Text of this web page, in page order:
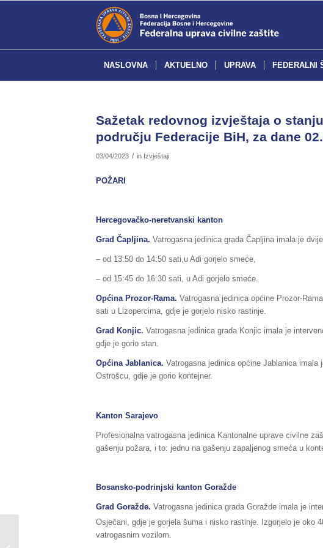
NASLOVNA AKTUELNO UPRAVA FEDERALNI
Sažetak redovnog izvještaja o
području Federacije BiH, za dane
03/04/2023 / in Izvještaji
POŽARI
Hercegovačko-neretvanski kanton
Grad Čapljina. Vatrogasna jedinica grada Čapljina imala je
– od 13:50 do 14:50 sati,u Adi gorjelo smeće,
– od 15:45 do 16:30 sati, u Adi gorjelo smeće.
Općina Prozor-Rama. Vatrogasna jedinica općine Prozor-
sati u Lizopercima, gdje je gorjelo nisko rastinje.
Grad Konjic. Vatrogasna jedinica grada Konjic imala je
gdje je gorio stan.
Općina Jablanica. Vatrogasna jedinica općine Jablanica
Ostrošcu, gdje je gorio kontejner.
Kanton Sarajevo
Profesionalna vatrogasna jedinica Kantonalne uprave civilne
gašenju požara, i to: jednu na gašenju zapaljenog smeća u
Bosansko-podrinjski kanton Goražde
Grad Goražde. Vatrogasna jedinica grada Goražde imala je
Osječani, gdje je gorjela šuma i nisko rastinje. Izgorjelo je oko
vatrogasnim vozilom.
Sažetak redovnog izvještaja o stanju